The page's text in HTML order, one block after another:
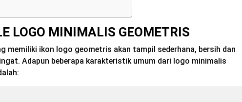
LOGO MINIMALIS GEOMETRIS
memiliki ikon logo geometris akan tampil sederhana, bersih dan
Adapun beberapa karakteristik umum dari logo minimalis